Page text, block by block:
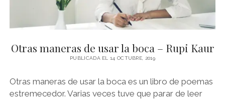
Otras maneras de usar la boca – Rupi Kaur
PUBLICADA EL 14 OCTUBRE, 2019
Otras maneras de usar la boca es un libro de poemas
estremecedor. Varias veces tuve que parar de leer